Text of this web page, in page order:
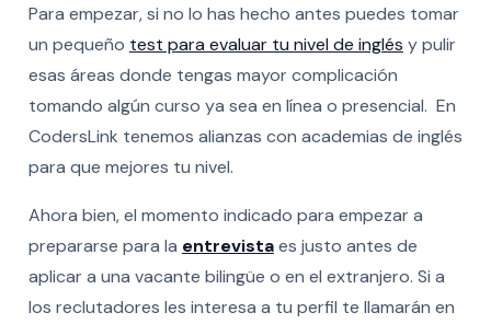
Para empezar, si no lo has hecho antes puedes tomar
un pequeño test para evaluar tu nivel de inglés y pulir
esas áreas donde tengas mayor complicación
tomando algún curso ya sea en línea o presencial. En
CodersLink tenemos alianzas con academias de inglés
para que mejores tu nivel.
Ahora bien, el momento indicado para empezar a
prepararse para la entrevistaes justo antes de
aplicar a una vacante bilingüe o en el extranjero. Si a
los reclutadores les interesa a tu perfil te llamarán en